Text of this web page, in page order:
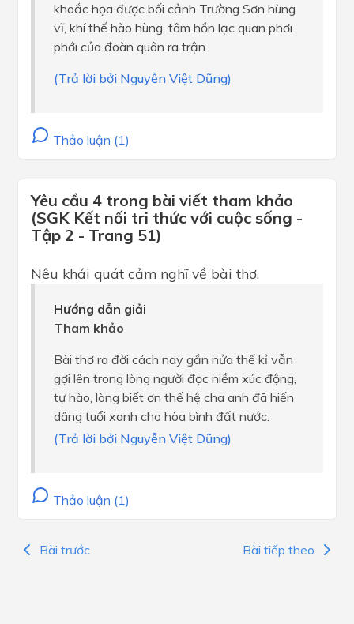
khoắc họa được bối cảnh Trường Sơn hùng
vĩ, khí thế hào hùng, tâm hồn lạc quan phơi
phới của đoàn quân ra trận.
(Trả lời bởi Nguyễn Việt Dũng)
Thảo luận (1)
Yêu cầu 4 trong bài viết tham khảo
(SGK Kết nối tri thức với cuộc sống -
Tập 2 - Trang 51)
Nêu khái quát cảm nghĩ về bài thơ.
Hướng dẫn giải
Tham khảo
Bài thơ ra đời cách nay gần nửa thế kỉ vẫn
gợi lên trong lòng người đọc niềm xúc động,
tự hào, lòng biết ơn thế hệ cha anh đã hiến
dâng tuổi xanh cho hòa bình đất nước.
(Trả lời bởi Nguyễn Việt Dũng)
Thảo luận (1)
Bài trước Bài tiếp theo